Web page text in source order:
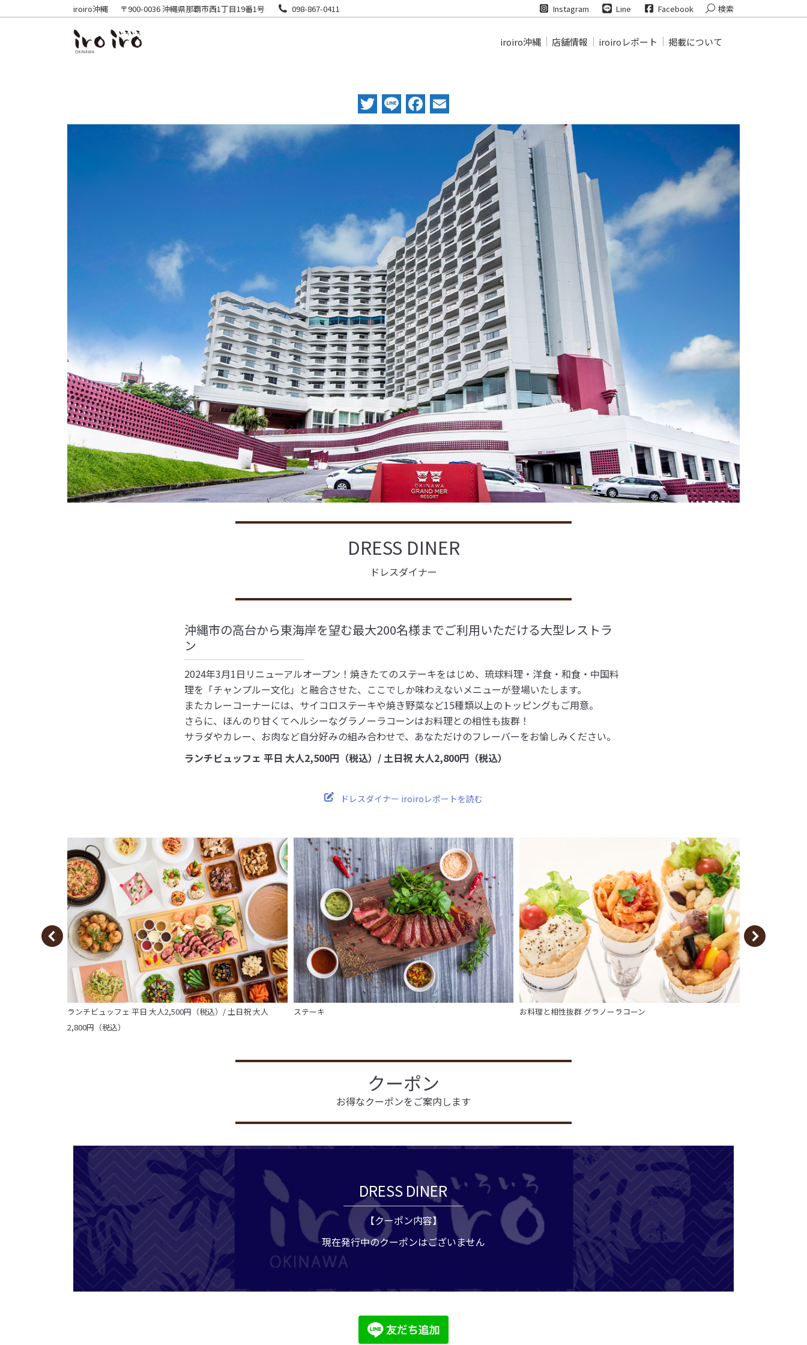
iroiro沖縄 〒900-0036 沖縄県那覇市西1丁目19番1号 098-867-0411 Instagram Line Facebook Search:
検索
iroiro沖縄 店舗情報 iroiroレポート 掲載について
Twitter
LineFacebook
DRESS DINER
ドレスダイナー
沖縄市の高台から東海岸を望む最大200名様までご利用いただける大型レストラ
ン
2024年3月1日リニューアルオープン！焼きたてのステーキをはじめ、琉球料理・洋食・和食・中国料
理を「チャンプルー文化」と融合させた、ここでしか味わえないメニューが登場いたします。
またカレーコーナーには、サイコロステーキや焼き野菜など15種類以上のトッピングもご用意。
さらに、ほんのり甘くてヘルシーなグラノーラコーンはお料理との相性も抜群！
サラダやカレー、お肉など自分好みの組み合わせで、あなただけのフレーバーをお愉しみください。
ランチビュッフェ 平日 大人2,500円（税込）/ 土日祝 大人2,800円（税込）
ドレスダイナー iroiroレポートを読む
ランチビュッフェ 平日 大人2,500円（税込）/ 土日祝 大人
2,800円（税込）
ステーキ お料理と相性抜群 グラノーラコーン
クーポン
お得なクーポンをご案内します
DRESS DINER
【クーポン内容】
現在発行中のクーポンはございません